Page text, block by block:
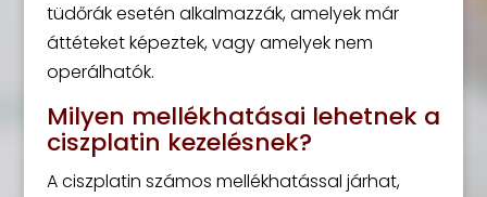
tüdőrák esetén alkalmazzák, amelyek már
áttéteket képeztek, vagy amelyek nem
operálhatók.
Milyen mellékhatásai lehetnek a
ciszplatin kezelésnek?
A ciszplatin számos mellékhatással járhat,